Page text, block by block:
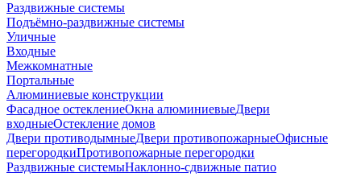
Раздвижные системы
Подъёмно-раздвижные системы
Уличные
Входные
Межкомнатные
Портальные
Алюминиевые конструкции
Фасадное остеклениеОкна алюминиевыеДвери
входныеОстекление домов
Двери противодымныеДвери противопожарныеОфисные
перегородкиПротивопожарные перегородки
Раздвижные системыНаклонно-сдвижные патио